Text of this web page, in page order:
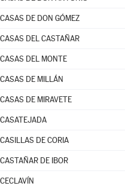
CASAS DE DON GÓMEZ
CASAS DEL CASTAÑAR
CASAS DEL MONTE
CASAS DE MILLÁN
CASAS DE MIRAVETE
CASATEJADA
CASILLAS DE CORIA
CASTAÑAR DE IBOR
CECLAVÍN